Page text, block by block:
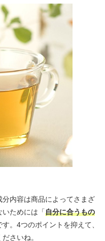
分内容は商品によってさまざ
いためには「自分に合うもの
。4つのポイントを抑えて、
さいね。